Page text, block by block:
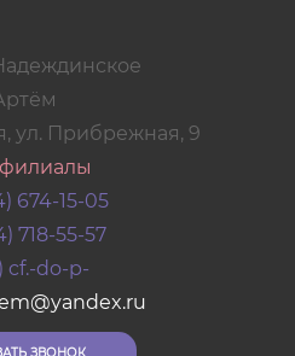
ул. Прибрежная, 9
674-15-05
718-55-57
cf.-do-p-